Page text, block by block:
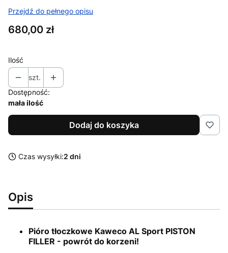
Przejdź do pełnego opisu
Cena
680,00 zł
Ilość
szt.
Dostępność:
mała ilość
Dodaj do koszyka
Czas wysyłki:2 dni
Opis
Pióro tłoczkowe Kaweco AL Sport PISTON
FILLER - powrót do korzeni!